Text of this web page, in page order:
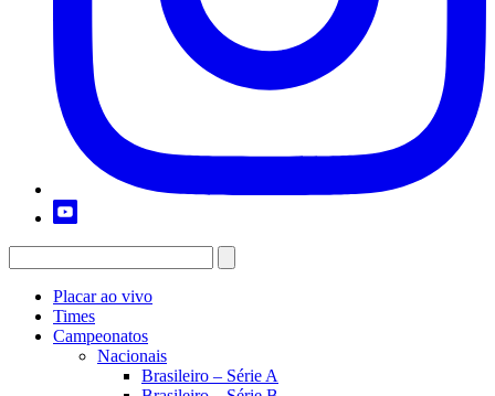
Placar ao vivo
Times
Campeonatos
Nacionais
Brasileiro – Série A